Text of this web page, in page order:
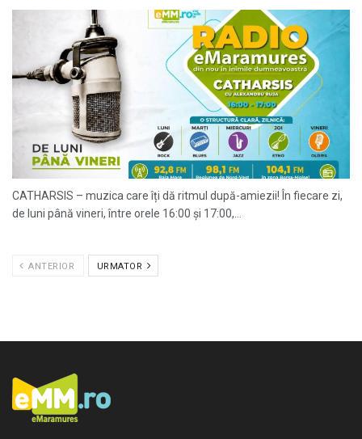
CATHARSIS – muzica care îți dă ritmul după-amiezii! În fiecare zi,
de luni până vineri, între orele 16:00 și 17:00,...
ANTERIOR URMATOR